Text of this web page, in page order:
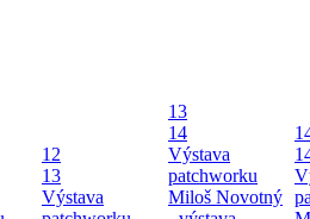
12
13
Výstava
13
14
Výstava
patchworku
Miloš Novotný